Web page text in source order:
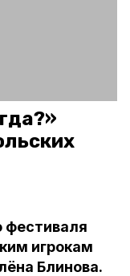
фестиваля
игрокам
Блинова.